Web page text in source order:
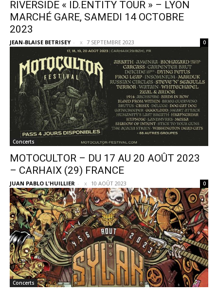
RIVERSIDE « ID.ENTITY TOUR » – LYON
MARCHÉ GARE, SAMEDI 14 OCTOBRE
2023
JEAN-BLAISE BETRISEY - 7 SEPTEMBRE 2023 0
Concerts
MOTOCULTOR – DU 17 AU 20 AOÛT 2023
– CARHAIX (29) FRANCE
JUAN PABLO L'HUILLIER - 10 AOÛT 2023 0
Concerts